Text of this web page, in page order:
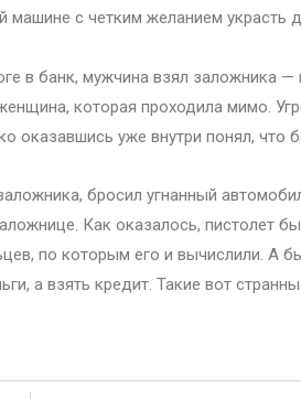
машине с четким желанием украсть
в банк, мужчина взял заложника —
которая проходила мимо.
оказавшись уже внутри понял, что
бросил угнанный
Как оказалось, пистолет
по которым его и вычислили. А
а взять кредит. Такие вот